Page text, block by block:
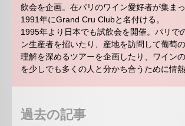
飲会を企画。在パリのワイン愛好者が集ま
1991年にGrand Cru Clubと名付ける。
1995年より日本でも試飲会を開催。パリで
ン生産者を招いたり、産地を訪問して葡萄
理解を深めるツアーを企画したり、ワイン
を少しでも多くの人と分かち合うために情熱
過去の記事